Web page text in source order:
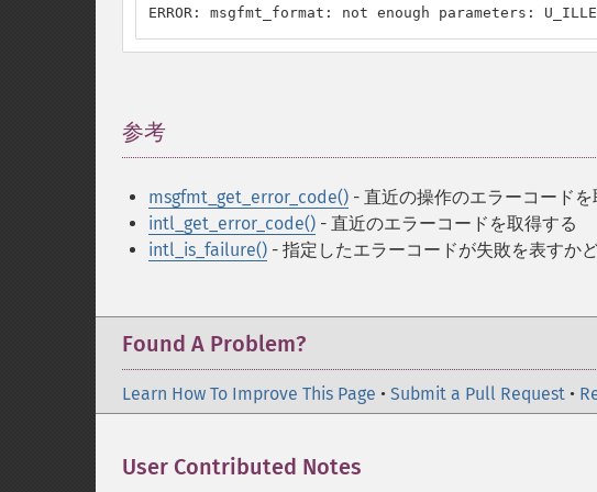
ERROR: msgfmt_format: not enough parameters:
参考
msgfmt_get_error_code() - 直近の操作のエラーコードを
intl_get_error_code() - 直近のエラーコードを取得する
intl_is_failure() - 指定したエラーコードが失敗を表すか
Found A Problem?
Learn How To Improve This Page • Submit a Pull Request •
User Contributed Notes